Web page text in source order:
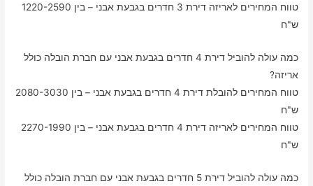
טווח המחירים לאריזה דירת 3 חדרים בגבעת אבני – בין 1220-2590
ש"ח
כמה עולה להוביל דירת 4 חדרים בגבעת אבני עם חברת הובלה כולל
אריזה?
טווח המחירים להובלת דירת 4 חדרים בגבעת אבני – בין 2080-3030
ש"ח
טווח המחירים לאריזה דירת 4 חדרים בגבעת אבני – בין 2270-1990
ש"ח
כמה עולה להוביל דירת 5 חדרים בגבעת אבני עם חברת הובלה כולל